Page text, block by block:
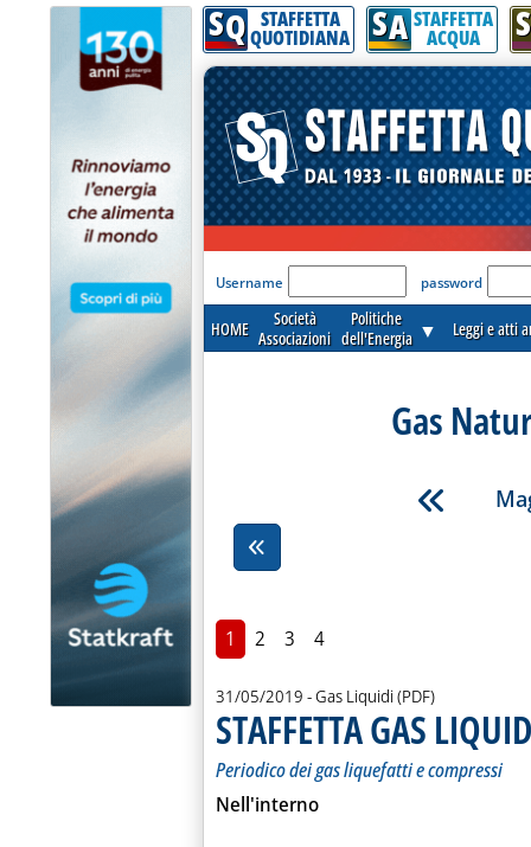
SQ STAFFETTA
QUOTIDIANA SA STAFFETTA
ACQUA S
'Modulo Login per
Username password
HOME
Società
Associazioni
Politiche
dell'Energia ▼ Leggi e atti
Gas
1 2 3 4
31/05/2019 - Gas Liquidi (PDF)
STAFFETTA GAS
Periodico dei gas liquefatti e compressi
Nell'interno